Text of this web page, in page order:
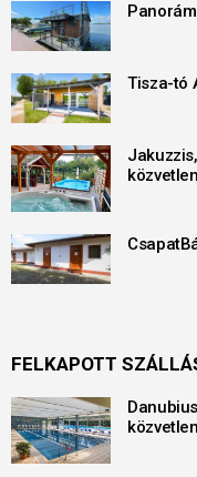
Tisza-tó
FELKAPOTT